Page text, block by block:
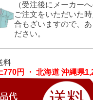
（受注後にメーカー
ご注文をいただいた
合もざいますので、
ださい。
料
770円 ・ 北海道 沖縄県